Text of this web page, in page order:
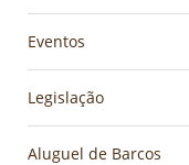
Eventos
Legislação
Aluguel de Barcos